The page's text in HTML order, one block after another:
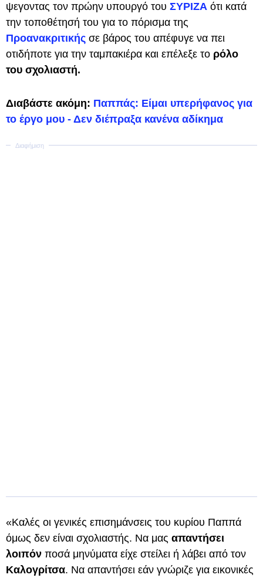
ψεγοντας τον πρώην υπουργό του ΣΥΡΙΖΑ ότι κατά
την τοποθέτησή του για το πόρισμα της
Προανακριτικής σε βάρος του απέφυγε να πει
οτιδήποτε για την ταμπακιέρα και επέλεξε το ρόλο
του σχολιαστή.
Διαβάστε ακόμη: Παππάς: Είμαι υπερήφανος για
το έργο μου - Δεν διέπραξα κανένα αδίκημα
«Καλές οι γενικές επισημάνσεις του κυρίου Παππά
όμως δεν είναι σχολιαστής. Να μας απαντήσει
λοιπόν ποσά μηνύματα είχε στείλει ή λάβει από τον
Καλογρίτσα. Να απαντήσει εάν γνώριζε για εικονικές